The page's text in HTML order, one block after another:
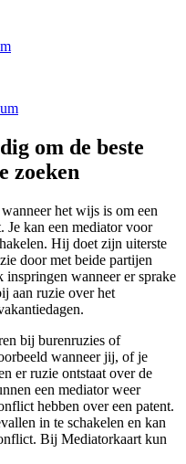
om de beste
zoeken
het wijs is om een
Je kan een mediator voor
Hij doet zijn uiterste
door met beide partijen
inspringen wanneer er sprake
aan ruzie over het
bij burenruzies of
wanneer jij, of je
er ruzie ontstaat over de
een mediator weer
hebben over een patent.
in te schakelen en kan
Bij Mediatorkaart kun